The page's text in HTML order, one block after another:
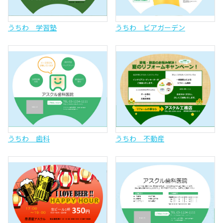
うちわ 学習塾 うちわ ビアガーデン
うちわ 歯科 うちわ 不動産